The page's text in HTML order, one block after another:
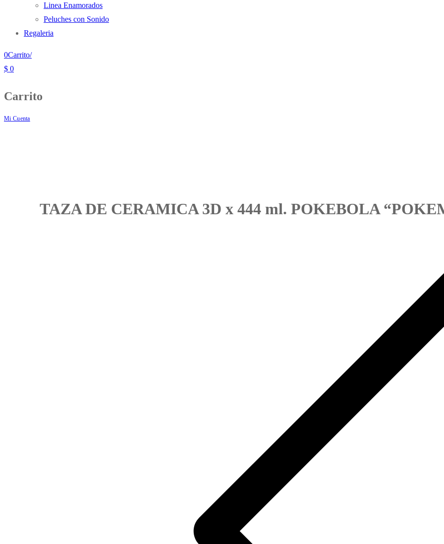
Linea Enamorados
Peluches con Sonido
Regaleria
0Carrito/
$ 0
Carrito
Mi Cuenta
TAZA DE CERAMICA 3D x 444 ml. POKEBOLA